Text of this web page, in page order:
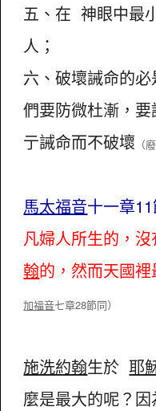
五、在 神眼中最
人；
六、破壞誡命的
們要防微杜漸，
亍誡命而不破壞 （
馬太福音十一章
凡婦人所生的，
翰的，然而天國裡
加福音七章28節同）
施洗約翰生於耶
麼是最大的呢？